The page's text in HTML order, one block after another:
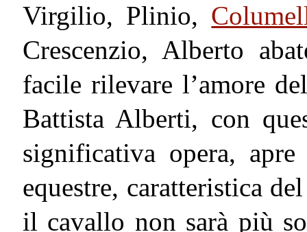
Virgilio, Plinio,
Crescenzio, Alberto
facile rilevare l’amore
Battista Alberti, con
significativa opera,
equestre, caratteristica
il cavallo non sarà più